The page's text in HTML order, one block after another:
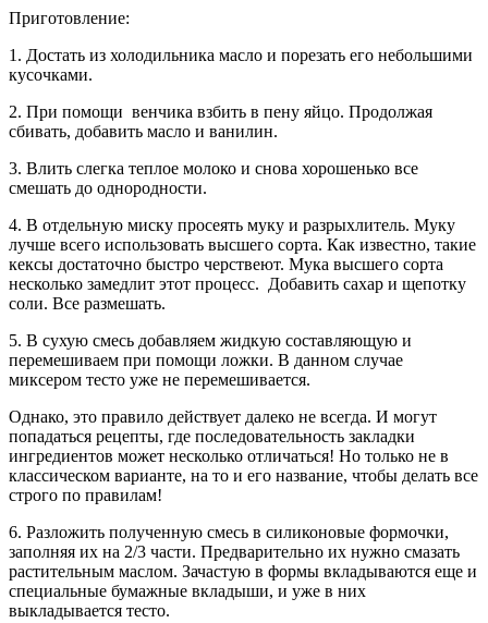
Приготовление:
1. Достать из холодильника масло и порезать его небольшими
кусочками.
2. При помощи венчика взбить в пену яйцо. Продолжая
сбивать, добавить масло и ванилин.
3. Влить слегка теплое молоко и снова хорошенько все
смешать до однородности.
4. В отдельную миску просеять муку и разрыхлитель. Муку
лучше всего использовать высшего сорта. Как известно, такие
кексы достаточно быстро черствеют. Мука высшего сорта
несколько замедлит этот процесс. Добавить сахар и щепотку
соли. Все размешать.
5. В сухую смесь добавляем жидкую составляющую и
перемешиваем при помощи ложки. В данном случае
миксером тесто уже не перемешивается.
Однако, это правило действует далеко не всегда. И могут
попадаться рецепты, где последовательность закладки
ингредиентов может несколько отличаться! Но только не в
классическом варианте, на то и его название, чтобы делать все
строго по правилам!
6. Разложить полученную смесь в силиконовые формочки,
заполняя их на 2/3 части. Предварительно их нужно смазать
растительным маслом. Зачастую в формы вкладываются еще и
специальные бумажные вкладыши, и уже в них
выкладывается тесто.